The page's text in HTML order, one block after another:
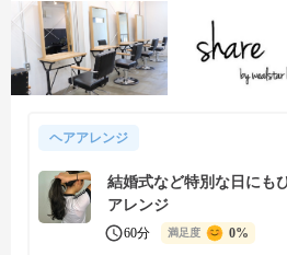
ヘアアレンジ
結婚式など特別な日にも
アレンジ
60分 満足度 0%